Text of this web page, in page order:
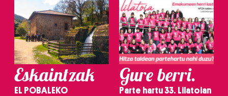
Eskaintzak
EL POBALEKO
Gure berri.
Parte hartu 33. Lilatoian